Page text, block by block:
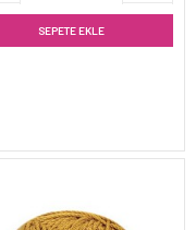
SEPETE EKLE